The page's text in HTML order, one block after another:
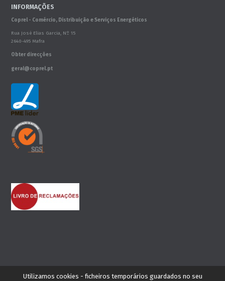
INFORMAÇÕES
Coprel - Comércio, Distribuição e Serviços Energéticos
Rua José Elias Garcia, Nº 15
2640-495 Mafra
Obter direcções
geral@coprel.pt
Utilizamos cookies - ficheiros temporários guardados no seu